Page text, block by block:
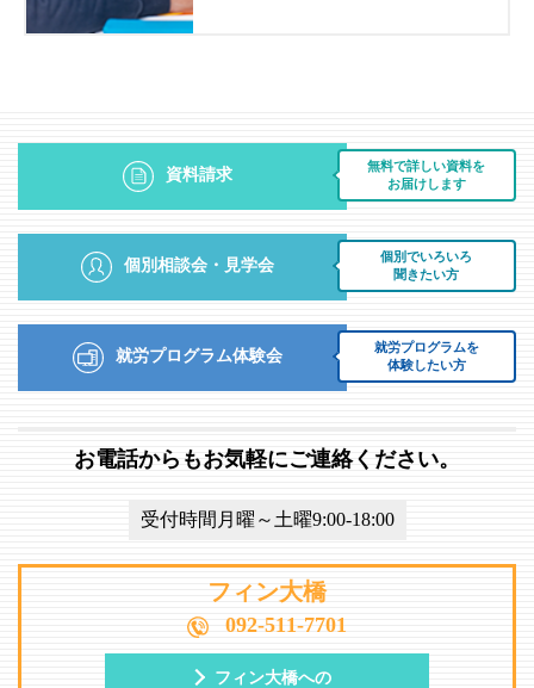
無料で詳しい資料を
お届けします
資料請求
個別でいろいろ
聞きたい方
個別相談会・見学会
就労プログラムを
体験したい方
就労プログラム体験会
お電話からもお気軽にご連絡ください。
受付時間月曜～土曜9:00-18:00
フィン大橋
092-511-7701
フィン大橋への